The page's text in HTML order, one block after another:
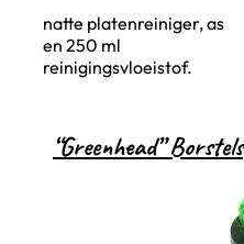
natte platenreiniger, as
en 250 ml
reinigingsvloeistof.
“Greenhead” Borstels